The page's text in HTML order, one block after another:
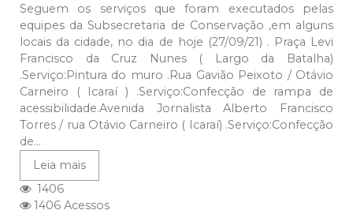
Seguem os serviços que foram executados pelas
equipes da Subsecretaria de Conservação ,em alguns
locais da cidade, no dia de hoje (27/09/21) . Praça Levi
Francisco da Cruz Nunes ( Largo da Batalha)
.Serviço:Pintura do muro .Rua Gavião Peixoto / Otávio
Carneiro ( Icaraí ) .Serviço:Confecção de rampa de
acessibilidade.Avenida Jornalista Alberto Francisco
Torres / rua Otávio Carneiro ( Icaraí) .Serviço:Confecção
de...
Leia mais
1406
1406 Acessos